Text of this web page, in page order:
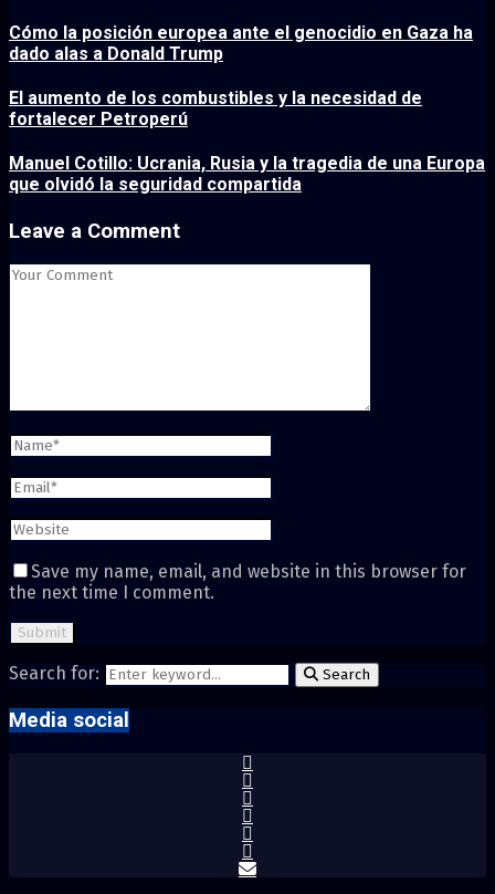
Cómo la posición europea ante el genocidio en Gaza ha
dado alas a Donald Trump
El aumento de los combustibles y la necesidad de
fortalecer Petroperú
Manuel Cotillo: Ucrania, Rusia y la tragedia de una Europa
que olvidó la seguridad compartida
Leave a Comment
Save my name, email, and website in this browser for
the next time I comment.
Search for: Search
Media social